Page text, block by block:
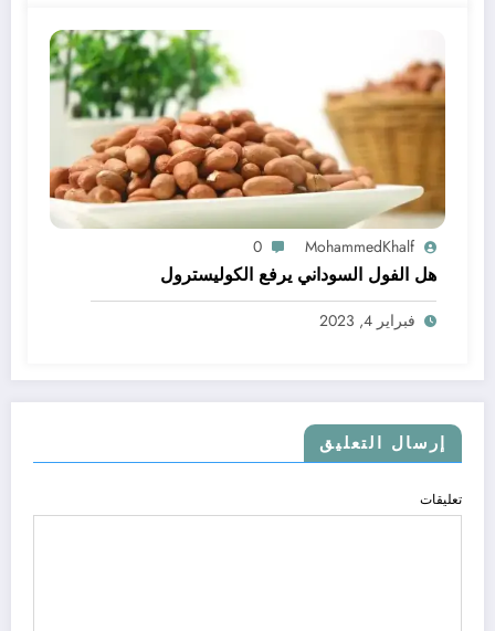
MohammedKhalf
0
هل الفول السوداني يرفع الكوليسترول
فبراير 4, 2023
إرسال التعليق
تعليقات